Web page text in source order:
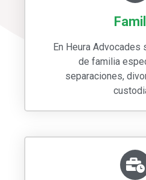
En Heura
de familia
separaciones,